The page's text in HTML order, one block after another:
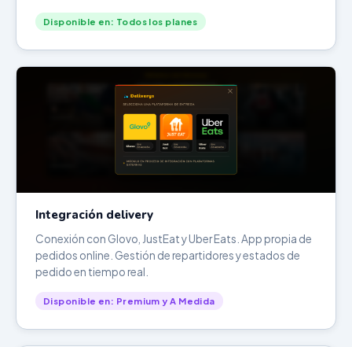
Disponible en: Todos los planes
Integración delivery
Conexión con Glovo, JustEat y Uber Eats. App propia de
pedidos online. Gestión de repartidores y estados de
pedido en tiempo real.
Disponible en: Premium y A Medida